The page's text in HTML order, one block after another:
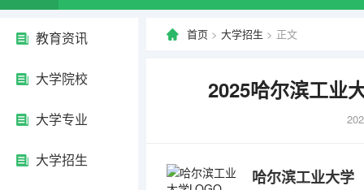
教育资讯
大学院校
大学专业
大学招生
首页 > 大学招生 > 正文
2025哈尔滨工业
哈尔滨工业大学